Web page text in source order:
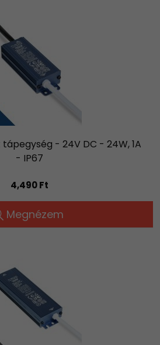
- 24V DC - 24W, 1A
- IP67
4,490 Ft
Megnézem